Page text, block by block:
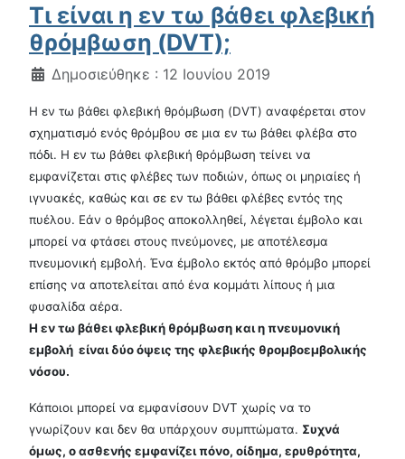
Τι είναι η εν τω βάθει φλεβική
θρόμβωση (DVT);
Λεπτομέρειες
Δημοσιεύθηκε : 12 Ιουνίου 2019
Η εν τω βάθει φλεβική θρόμβωση (DVT) αναφέρεται στον
σχηματισμό ενός θρόμβου σε μια εν τω βάθει φλέβα στο
πόδι. Η εν τω βάθει φλεβική θρόμβωση τείνει να
εμφανίζεται στις φλέβες των ποδιών, όπως οι μηριαίες ή
ιγνυακές, καθώς και σε εν τω βάθει φλέβες εντός της
πυέλου. Εάν ο θρόμβος αποκολληθεί, λέγεται έμβολο και
μπορεί να φτάσει στους πνεύμονες, με αποτέλεσμα
πνευμονική εμβολή. Ένα έμβολο εκτός από θρόμβο μπορεί
επίσης να αποτελείται από ένα κομμάτι λίπους ή μια
φυσαλίδα αέρα.
Η εν τω βάθει φλεβική θρόμβωση και η πνευμονική
εμβολή είναι δύο όψεις της φλεβικής θρομβοεμβολικής
νόσου.
Κάποιοι μπορεί να εμφανίσουν DVT χωρίς να το
γνωρίζουν και δεν θα υπάρχουν συμπτώματα. Συχνά
όμως, ο ασθενής εμφανίζει πόνο, οίδημα, ερυθρότητα,